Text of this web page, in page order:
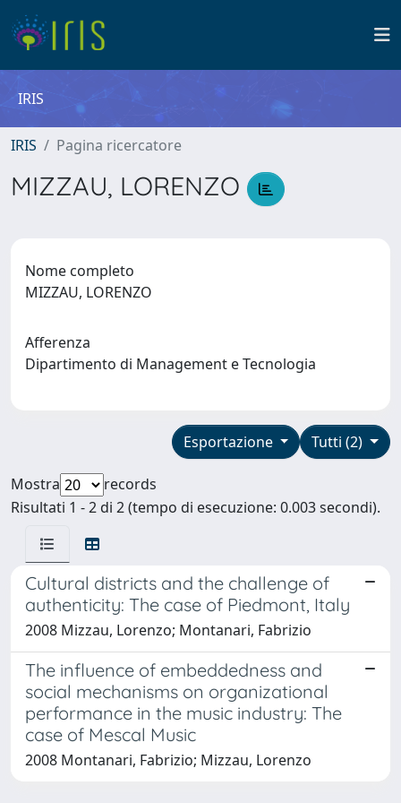
IRIS
IRIS Pagina ricercatore
MIZZAU, LORENZO
Nome completo
MIZZAU, LORENZO
Afferenza
Dipartimento di Management e Tecnologia
Tutti (2)
Esportazione
Mostra
records
Risultati 1 - 2 di 2 (tempo di esecuzione: 0.003 secondi).
Cultural districts and the challenge of
authenticity: The case of Piedmont, Italy
2008 Mizzau, Lorenzo; Montanari, Fabrizio
The influence of embeddedness and
social mechanisms on organizational
performance in the music industry: The
case of Mescal Music
2008 Montanari, Fabrizio; Mizzau, Lorenzo